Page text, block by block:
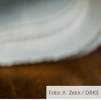
Foto: A. Zelck / DRKS